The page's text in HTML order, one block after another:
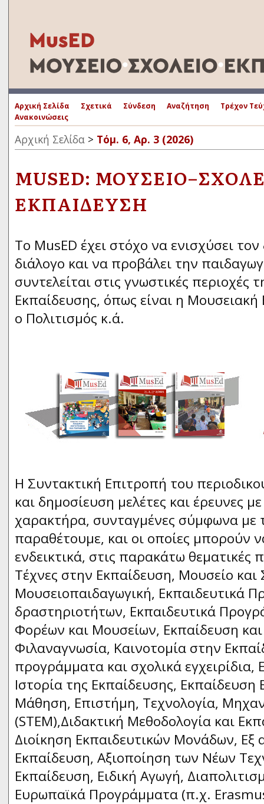
Αρχική Σελίδα Σχετικά Σύνδεση Αναζήτηση
Τρέχον
Ανακοινώσεις
Αρχική Σελίδα > Τόμ. 6, Αρ. 3 (2026)
MUSED:
ΕΚΠΑΊΔΕΥΣΗ
To MusED έχει στόχο να ενισχύσει
διάλογο και να προβάλει την
συντελείται στις γνωστικές περιοχές
Εκπαίδευσης, όπως είναι η Μουσειακή
ο Πολιτισμός κ.ά.
Η Συντακτική Επιτροπή του
και δημοσίευση μελέτες και έρευνες
χαρακτήρα, συνταγμένες σύμφωνα με
παραθέτουμε, και οι οποίες μπορούν
ενδεικτικά, στις παρακάτω θεματικές
Τέχνες στην Εκπαίδευση, Μουσείο και
Μουσειοπαιδαγωγική, Εκπαιδευτικά
δραστηριοτήτων, Εκπαιδευτικά
Φορέων και Μουσείων, Εκπαίδευση και
Φιλαναγνωσία, Καινοτομία στην
προγράμματα και σχολικά εγχειρίδια,
Ιστορία της Εκπαίδευσης, Εκπαίδευση
Μάθηση, Επιστήμη, Τεχνολογία,
(STEM),Διδακτική Μεθοδολογία και
Διοίκηση Εκπαιδευτικών Μονάδων, Εξ
Εκπαίδευση, Αξιοποίηση των Νέων
Εκπαίδευση, Ειδική Αγωγή,
Ευρωπαϊκά Προγράμματα (π.χ.